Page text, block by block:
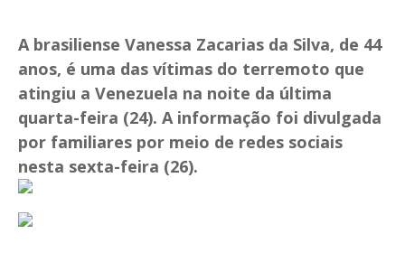
A brasiliense Vanessa Zacarias da Silva, de 44
anos, é uma das vítimas do terremoto que
atingiu a Venezuela na noite da última
quarta-feira (24). A informação foi divulgada
por familiares por meio de redes sociais
nesta sexta-feira (26).